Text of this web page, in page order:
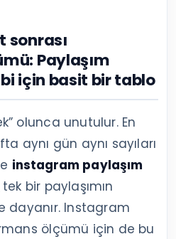
sonrası
Paylaşım
için basit bir tablo
olunca unutulur. En
aynı gün aynı sayıları
instagram paylaşım
tek bir paylaşımın
dayanır. Instagram
ölçümü için de bu